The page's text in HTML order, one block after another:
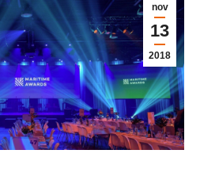
nov
13
2018